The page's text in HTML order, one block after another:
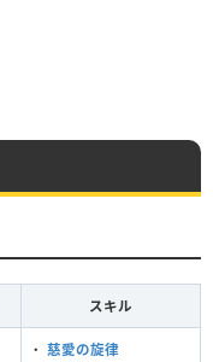
スキル
・ 慈愛の旋律